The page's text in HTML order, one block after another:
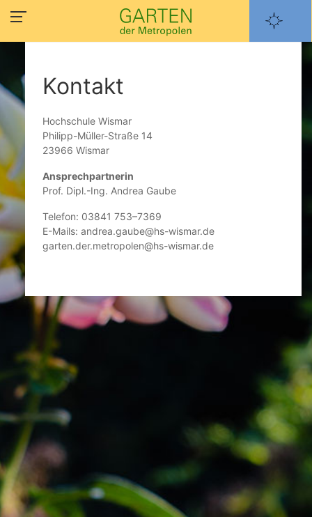
Kontakt
Hochschule Wismar
Philipp-Müller-Straße 14
23966 Wismar
Ansprechpartnerin
Prof. Dipl.-Ing. Andrea Gaube
Telefon: 03841 753–7369
E-Mails: andrea.gaube@hs-wismar.de
garten.der.metropolen@hs-wismar.de